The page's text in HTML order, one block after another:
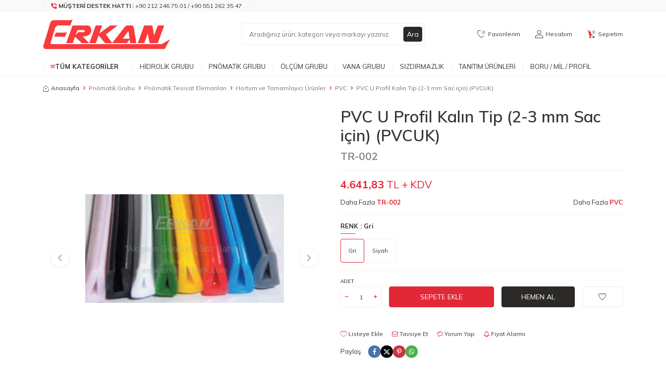
MÜŞTERI DESTEK HATTI : +90 212 246 75 01 / +90 551 262 35 47
Ara 0 Favorilerim Hesabım 0 Sepetim
TÜM KATEGORILER HIDROLIK GRUBU PNÖMATIK GRUBU ÖLÇÜM GRUBU VANA GRUBU SIZDIRMAZLIK TANITIM ÜRÜNLERI BORU / MIL / PROFIL
Anasayfa Pnömatik Grubu Pnömatik Tesisat Elemanları Hortum ve Tamamlayıcı Ürünler PVC PVC U Profil Kalın Tip (2-3 mm Sac için) (PVCUK)
PVC U Profil Kalın Tip (2-3 mm Sac
için) (PVCUK)
TR-002
4.641,83 TL + KDV
Daha Fazla TR-002 Daha Fazla PVC
RENK : Gri
Gri Siyah
ADET
SEPETE EKLE HEMEN AL
Listeye Ekle Tavsiye Et Yorum Yap Fiyat Alarmı
Paylaş